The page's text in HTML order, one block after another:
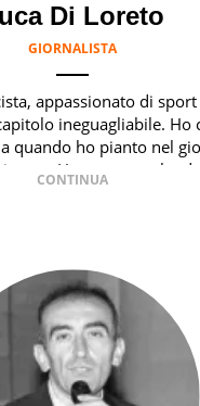
Di Loreto
GIORNALISTA
appassionato di
ineguagliabile. Ho
quando ho pianto nel
Ho scoperto che